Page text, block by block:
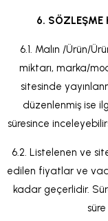
6. SÖZLEŞME
6.1. Malın /Ürün/
miktarı, marka/
sitesinde
düzenlenmiş ise
süresince
6.2. Listelenen ve
edilen fiyatlar ve
kadar geçerlidir.